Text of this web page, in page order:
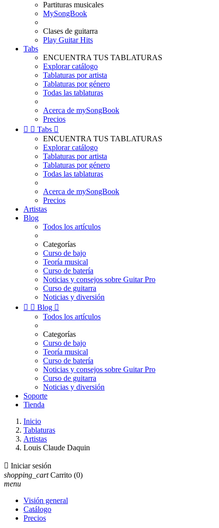
Partituras musicales
MySongBook
Clases de guitarra
Play Guitar Hits
Tabs
ENCUENTRA TUS TABLATURAS
Explorar catálogo
Tablaturas por artista
Tablaturas por género
Todas las tablaturas
Acerca de mySongBook
Precios
  Tabs 
ENCUENTRA TUS TABLATURAS
Explorar catálogo
Tablaturas por artista
Tablaturas por género
Todas las tablaturas
Acerca de mySongBook
Precios
Artistas
Blog
Todos los artículos
Categorías
Curso de bajo
Teoría musical
Curso de batería
Noticias y consejos sobre Guitar Pro
Curso de guitarra
Noticias y diversión
  Blog 
Todos los artículos
Categorías
Curso de bajo
Teoría musical
Curso de batería
Noticias y consejos sobre Guitar Pro
Curso de guitarra
Noticias y diversión
Soporte
Tienda
Inicio
Tablaturas
Artistas
Louis Claude Daquin
 Iniciar sesión
shopping_cart Carrito (0)
menu
Visión general
Catálogo
Precios